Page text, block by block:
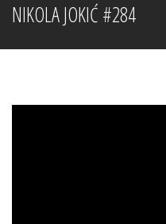
NIKOLA JOKIĆ #284